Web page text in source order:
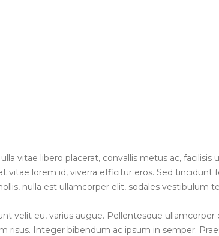
vitae libero placerat, convallis metus ac, facilisis
vitae lorem id, viverra efficitur eros. Sed
nulla est ullamcorper elit, sodales vestibulum
velit eu, varius augue. Pellentesque
risus. Integer bibendum ac ipsum in semper.